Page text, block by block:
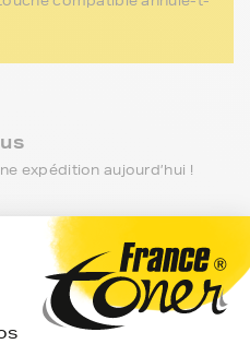
expédition aujourd’hui !